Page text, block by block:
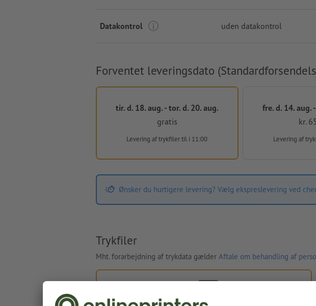
Datakontrol uden datakontrol
Forventet leveringsdato
tir. d. 18. aug. - tor. d. 20. aug.
gratis
Levering af trykfilertil i 11:00
fre. d. 14. aug.
kr.
Levering af
Ønsker du hurtigere levering? Vælg ekspreslevering ved
Trykfiler
Mht. forarbejdning af trykdata gælder Aftale om behandling af